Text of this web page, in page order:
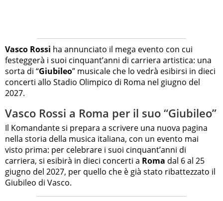
Vasco Rossi ha annunciato il mega evento con cui
festeggerà i suoi cinquant’anni di carriera artistica: una
sorta di “Giubileo” musicale che lo vedrà esibirsi in dieci
concerti allo Stadio Olimpico di Roma nel giugno del
2027.
Vasco Rossi a Roma per il suo “Giubileo”
Il Komandante si prepara a scrivere una nuova pagina
nella storia della musica italiana, con un evento mai
visto prima: per celebrare i suoi cinquant’anni di
carriera, si esibirà in dieci concerti a Roma dal 6 al 25
giugno del 2027, per quello che è già stato ribattezzato il
Giubileo di Vasco.